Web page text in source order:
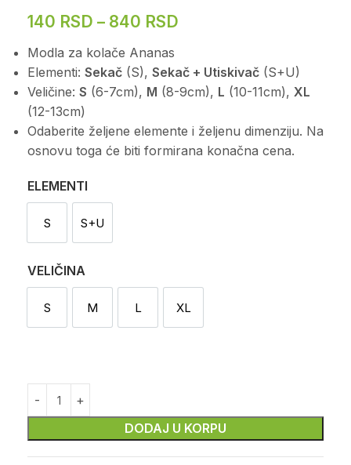
140 RSD – 840 RSD
Modla za kolače Ananas
Elementi: Sekač (S), Sekač + Utiskivač (S+U)
Veličine: S (6-7cm), M (8-9cm), L (10-11cm), XL
(12-13cm)
Odaberite željene elemente i željenu dimenziju. Na
osnovu toga će biti formirana konačna cena.
ELEMENTI
SSekačS+USekač i utiskivač
VELIČINA
S
S M
M L
L XL
XL
DODAJ U KORPU